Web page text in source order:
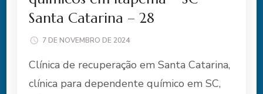
Santa Catarina – 28
7 DE NOVEMBRO DE 2024
Clínica de recuperação em Santa Catarina,
clínica para dependente químico em SC,